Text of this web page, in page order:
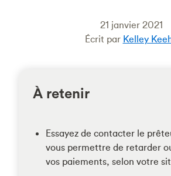
21 janvier 2021
Écrit par Kelley
À retenir
Essayez de contacter le
vous permettre de retarder
vos paiements, selon votre